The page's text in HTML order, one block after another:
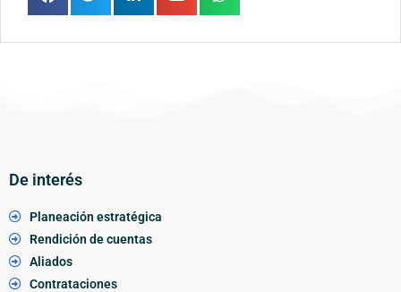
De interés
Planeación estratégica
Rendición de cuentas
Aliados
Contrataciones